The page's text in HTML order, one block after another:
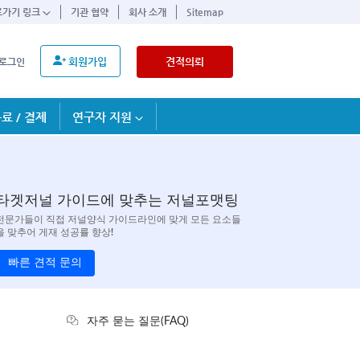
가기 링크 기관 협약 회사 소개 Sitemap
그인 회원가입 견적의뢰
/ 결제 연구자 지원
겟저널 가이드에 맞추는 저널포맷팅
문가들이 직접 저널양식 가이드라인에 맞게 모든 요소들
맞추어 게재 성공률 향상!
빠른 견적 문의
자주 묻는 질문(FAQ)